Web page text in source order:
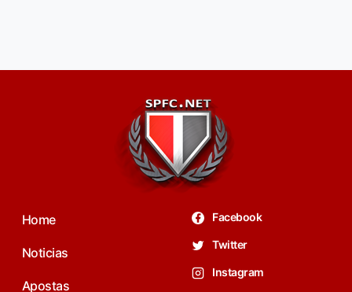
Home
Noticias
Apostas
Facebook
Twitter
Instagram